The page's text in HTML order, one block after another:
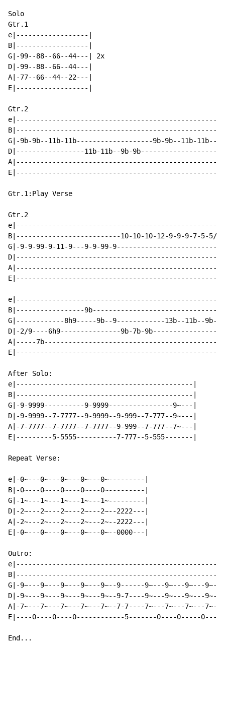
Solo
Gtr.1
e|------------------|
B|------------------|
G|-99--88--66--44---| 2x
D|-99--88--66--44---|
A|-77--66--44--22---|
E|------------------|
Gtr.2
G|-9b-9b--11b-11b-------------------9b-9b--11b-11b--
D|-----------------11b-11b--9b-
Gtr.1:Play Verse
Gtr.2
B|--------------------------10-10-10-12-9-9-9-7-5-5/
G|-9-9-99-9-11-9---9-9-99-
B|-----------------
G|------------8h9-----9b--9------------13b--11b--9b--
D|-2/9----6h9---------------9b-7b-
A|-----
After Solo:
e|--------------------------------------------|
B|--------------------------------------------|
G|-9-9999----------9-9999----------------9~---|
D|-9-9999--7-7777--9-9999--9-999--7-777--9~---|
A|-7-7777--7-7777--7-7777--9-999--7-777--7~---|
E|---------5-5555----------7-777--5-555-------|
Repeat Verse:
e|-0~---0~---0~---0~---0~---------|
B|-0~---0~---0~---0~---0~---------|
G|-1~---1~---1~---1~---1~---------|
D|-2~---2~---2~---2~---2~--2222---|
A|-2~---2~---2~---2~---2~--2222---|
E|-0~---0~---0~---0~---0~--0000---|
Outro:
G|-9~---9~---9~---9~---9~--9------9~---9~---9~---
D|-9~---9~---9~---9~---9~--9-7----9~---9~---9~---
A|-7~---7~---7~---7~---7~--7-7----7~---7~---7~---
E|----0----0----0------------5-------0----0-----
End...